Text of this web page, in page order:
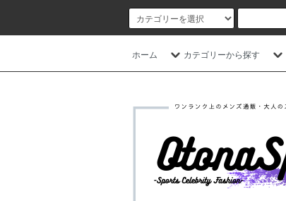
ホーム カテゴリーから探す